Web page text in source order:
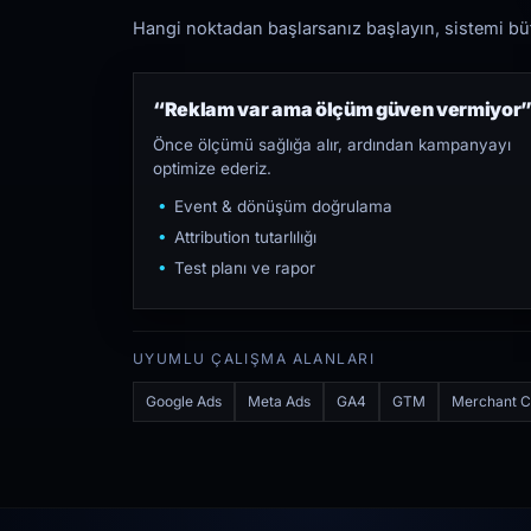
Hangi noktadan başlarsanız başlayın, sistemi
“Reklam var ama ölçüm güven
Önce ölçümü sağlığa alır, ardından kampanyayı
optimize ederiz.
Event & dönüşüm doğrulama
Attribution tutarlılığı
Test planı ve rapor
UYUMLU ÇALIŞMA ALANLARI
Google Ads Meta Ads GA4 GTM Merchant